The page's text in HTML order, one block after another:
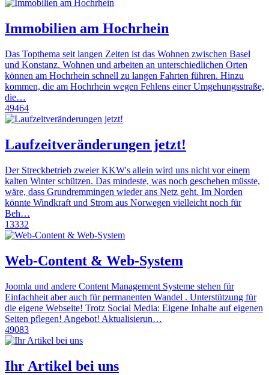
Immobilien am Hochrhein
Das Topthema seit langen Zeiten ist das Wohnen zwischen Basel
und Konstanz. Wohnen und arbeiten an unterschiedlichen Orten
können am Hochrhein schnell zu langen Fahrten führen. Hinzu
kommen, die am Hochrhein wegen Fehlens einer Umgehungsstraße,
die…
49464
Laufzeitveränderungen jetzt!
Der Streckbetrieb zweier KKW's allein wird uns nicht vor einem
kalten Winter schützen. Das mindeste, was noch geschehen müsste,
wäre, dass Grundremmingen wieder ans Netz geht. Im Norden
könnte Windkraft und Strom aus Norwegen vielleicht noch für
Beh…
13332
Web-Content & Web-System
Joomla und andere Content Management Systeme stehen für
Einfachheit aber auch für permanenten Wandel . Unterstützung für
die eigene Webseite! Trotz Social Media: Eigene Inhalte auf eigenen
Seiten pflegen! Angebot! Aktualisierun…
49083
Ihr Artikel bei uns